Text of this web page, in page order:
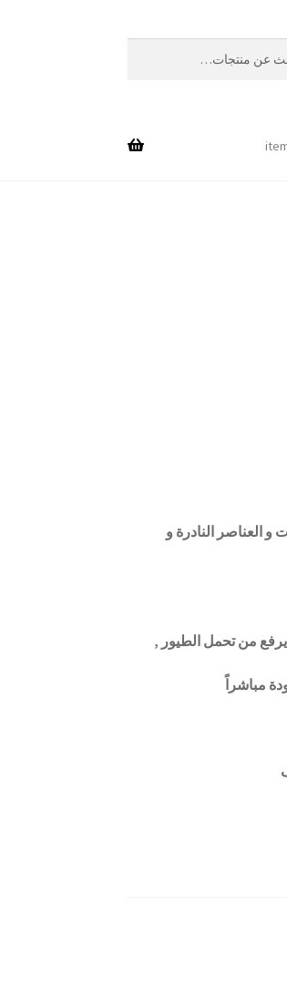
و العناصر النادرة و
من تحمل الطيور ,
مباشراً